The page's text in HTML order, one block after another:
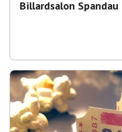
Billardsalon